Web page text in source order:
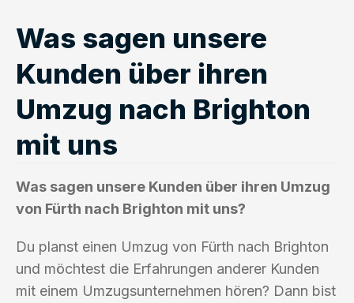
Was sagen unsere
Kunden über ihren
Umzug nach Brighton
mit uns
Was sagen unsere Kunden über ihren Umzug
von Fürth nach Brighton mit uns?
Du planst einen Umzug von Fürth nach Brighton
und möchtest die Erfahrungen anderer Kunden
mit einem Umzugsunternehmen hören? Dann bist